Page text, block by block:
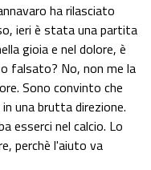
ha rilasciato
ieri è stata una partita
gioia e nel dolore, è
falsato? No, non me la
Sono convinto che
una brutta direzione.
esserci nel calcio. Lo
perchè l'aiuto va